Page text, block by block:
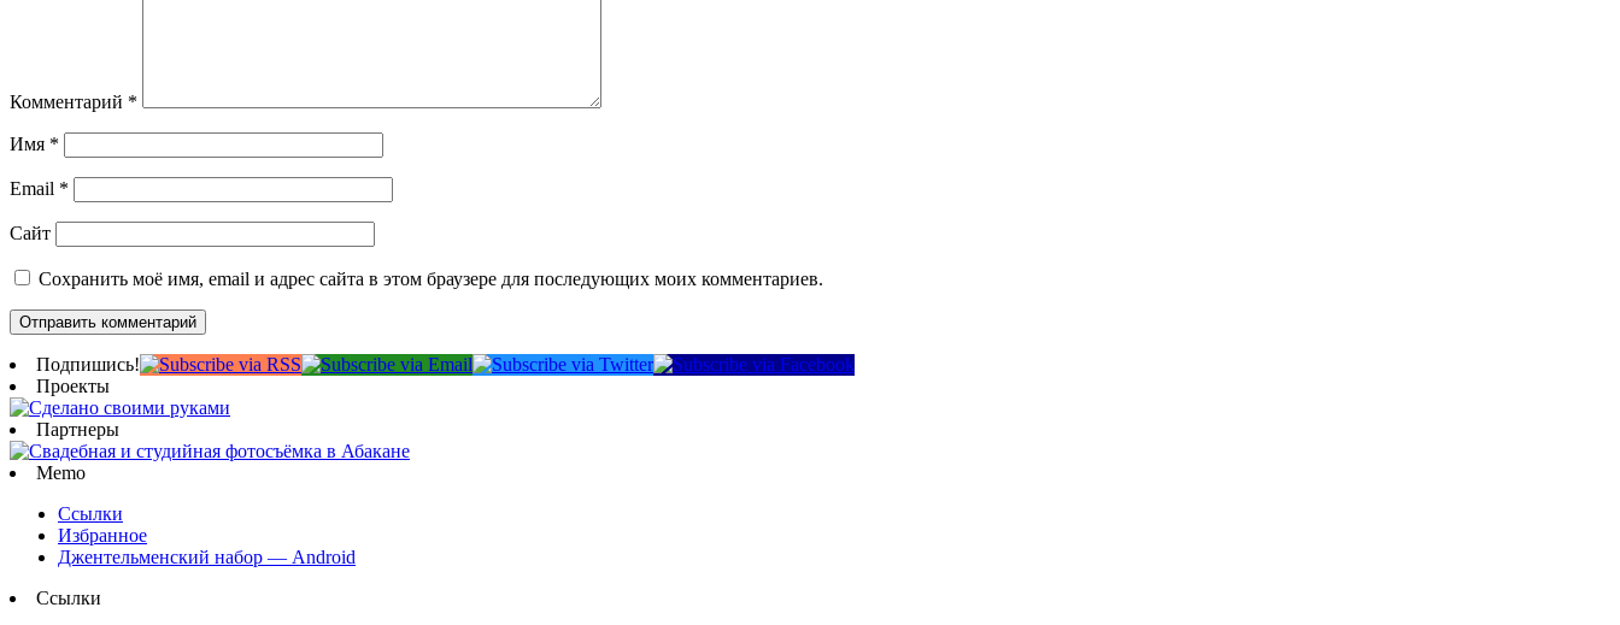
Комментарий *
Имя *
Email *
Сайт
Сохранить моё имя, email и адрес сайта в этом браузере для последующих моих комментариев.
Подпишись!
Проекты
Партнеры
Memo
Ссылки
Избранное
Джентельменский набор — Android
Ссылки